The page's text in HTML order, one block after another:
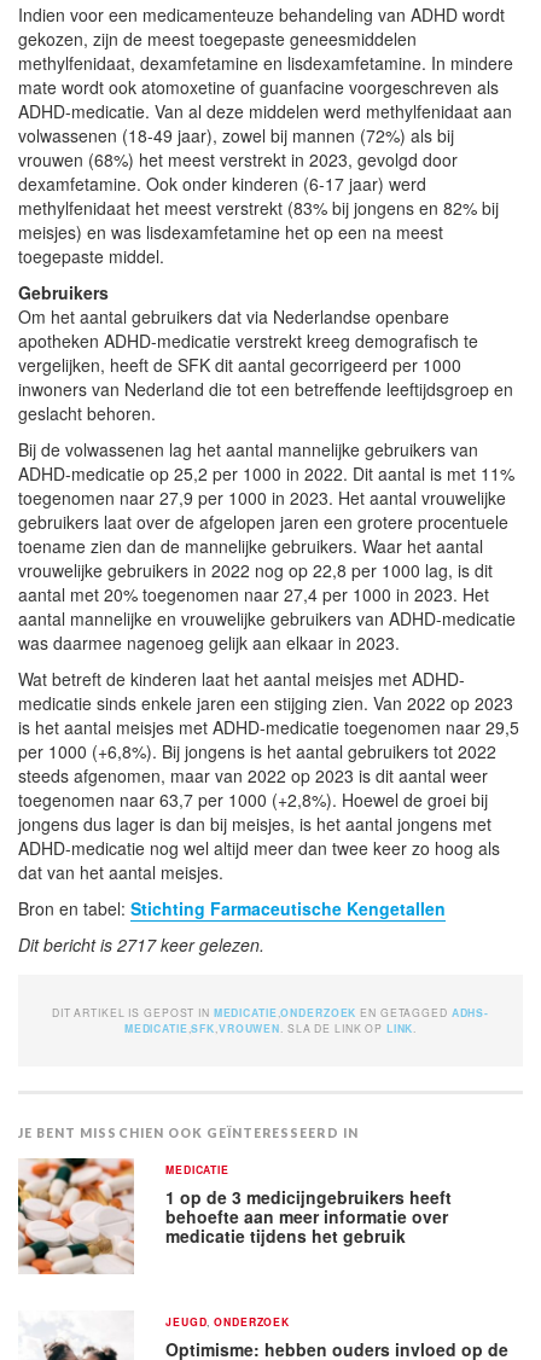
Indien voor een medicamenteuze behandeling van ADHD wordt
gekozen, zijn de meest toegepaste geneesmiddelen
methylfenidaat, dexamfetamine en lisdexamfetamine. In mindere
mate wordt ook atomoxetine of guanfacine voorgeschreven als
ADHD-medicatie. Van al deze middelen werd methylfenidaat aan
volwassenen (18-49 jaar), zowel bij mannen (72%) als bij
vrouwen (68%) het meest verstrekt in 2023, gevolgd door
dexamfetamine. Ook onder kinderen (6-17 jaar) werd
methylfenidaat het meest verstrekt (83% bij jongens en 82% bij
meisjes) en was lisdexamfetamine het op een na meest
toegepaste middel.
Gebruikers
Om het aantal gebruikers dat via Nederlandse openbare
apotheken ADHD-medicatie verstrekt kreeg demografisch te
vergelijken, heeft de SFK dit aantal gecorrigeerd per 1000
inwoners van Nederland die tot een betreffende leeftijdsgroep en
geslacht behoren.
Bij de volwassenen lag het aantal mannelijke gebruikers van
ADHD-medicatie op 25,2 per 1000 in 2022. Dit aantal is met 11%
toegenomen naar 27,9 per 1000 in 2023. Het aantal vrouwelijke
gebruikers laat over de afgelopen jaren een grotere procentuele
toename zien dan de mannelijke gebruikers. Waar het aantal
vrouwelijke gebruikers in 2022 nog op 22,8 per 1000 lag, is dit
aantal met 20% toegenomen naar 27,4 per 1000 in 2023. Het
aantal mannelijke en vrouwelijke gebruikers van ADHD-medicatie
was daarmee nagenoeg gelijk aan elkaar in 2023.
Wat betreft de kinderen laat het aantal meisjes met ADHD-
medicatie sinds enkele jaren een stijging zien. Van 2022 op 2023
is het aantal meisjes met ADHD-medicatie toegenomen naar 29,5
per 1000 (+6,8%). Bij jongens is het aantal gebruikers tot 2022
steeds afgenomen, maar van 2022 op 2023 is dit aantal weer
toegenomen naar 63,7 per 1000 (+2,8%). Hoewel de groei bij
jongens dus lager is dan bij meisjes, is het aantal jongens met
ADHD-medicatie nog wel altijd meer dan twee keer zo hoog als
dat van het aantal meisjes.
Bron en tabel: Stichting Farmaceutische Kengetallen
Dit bericht is 2717 keer gelezen.
DIT ARTIKEL IS GEPOST IN MEDICATIE ,ONDERZOEK EN GETAGGED ADHS-
MEDICATIE ,SFK VROUWEN . SLA DE LINK OP LINK
JE BENT MISSCHIEN OOK GEÏNTERESSEERD IN
MEDICATIE
1 op de 3 medicijngebruikers heeft
behoefte aan meer informatie over
medicatie tijdens het gebruik
JEUGD ,ONDERZOEK
Optimisme: hebben ouders invloed op de